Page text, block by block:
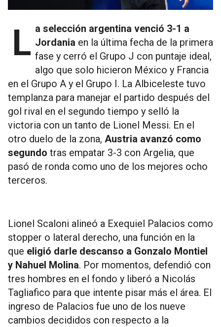
La selección argentina venció 3-1 a Jordania en la última fecha de la primera
fase y cerró el Grupo J con puntaje ideal,
algo que solo hicieron México y Francia
en el Grupo A y el Grupo I. La Albiceleste tuvo
templanza para manejar el partido después del
gol rival en el segundo tiempo y selló la
victoria con un tanto de Lionel Messi. En el
otro duelo de la zona, Austria avanzó como
segundo tras empatar 3-3 con Argelia, que
pasó de ronda como uno de los mejores ocho
terceros.
Lionel Scaloni alineó a Exequiel Palacios como
stopper o lateral derecho, una función en la
que eligió darle descanso a Gonzalo Montiel
y Nahuel Molina. Por momentos, defendió con
tres hombres en el fondo y liberó a Nicolás
Tagliafico para que intente pisar más el área. El
ingreso de Palacios fue uno de los nueve
cambios decididos con respecto a la